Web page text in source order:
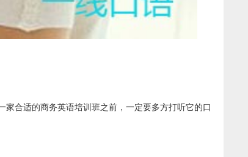
合适的商务英语培训班之前，一定要多方打听它的口